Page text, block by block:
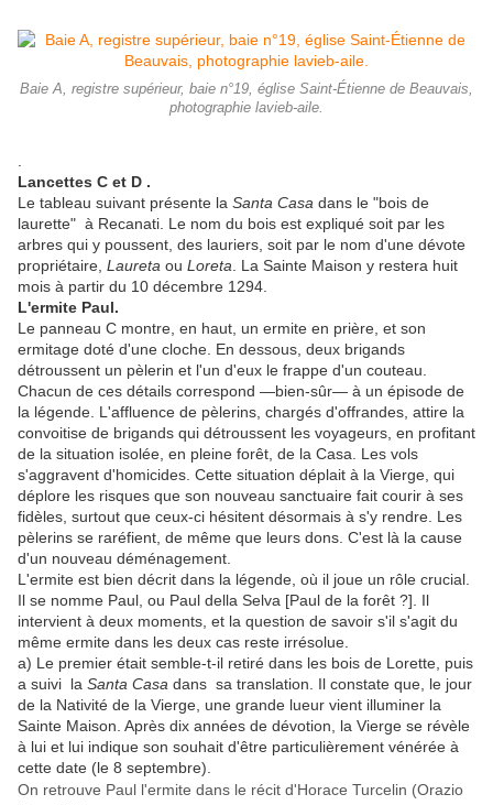
Baie A, registre supérieur, baie n°19, église Saint-Étienne de Beauvais,
photographie lavieb-aile.
Lancettes C et D .
Le tableau suivant présente la Santa Casa dans le "bois de
laurette" à Recanati. Le nom du bois est expliqué soit par les
arbres qui y poussent, des lauriers, soit par le nom d'une dévote
propriétaire, Laureta ou Loreta . La Sainte Maison y restera huit
mois à partir du 10 décembre 1294.
L'ermite Paul.
Le panneau C montre, en haut, un ermite en prière, et son
ermitage doté d'une cloche. En dessous, deux brigands
détroussent un pèlerin et l'un d'eux le frappe d'un couteau.
Chacun de ces détails correspond —bien-sûr— à un épisode de
la légende. L'affluence de pèlerins, chargés d'offrandes, attire la
convoitise de brigands qui détroussent les voyageurs, en profitant
de la situation isolée, en pleine forêt, de la Casa. Les vols
s'aggravent d'homicides. Cette situation déplait à la Vierge, qui
déplore les risques que son nouveau sanctuaire fait courir à ses
fidèles, surtout que ceux-ci hésitent désormais à s'y rendre. Les
pèlerins se raréfient, de même que leurs dons. C'est là la cause
d'un nouveau déménagement.
L'ermite est bien décrit dans la légende, où il joue un rôle crucial.
Il se nomme Paul, ou Paul della Selva [Paul de la forêt ?]. Il
intervient à deux moments, et la question de savoir s'il s'agit du
même ermite dans les deux cas reste irrésolue.
a) Le premier était semble-t-il retiré dans les bois de Lorette, puis
a suivi la Santa Casa dans sa translation. Il constate que, le jour
de la Nativité de la Vierge, une grande lueur vient illuminer la
Sainte Maison. Après dix années de dévotion, la Vierge se révèle
à lui et lui indique son souhait d'être particulièrement vénérée à
cette date (le 8 septembre).
On retrouve Paul l'ermite dans le récit d'Horace Turcelin (Orazio